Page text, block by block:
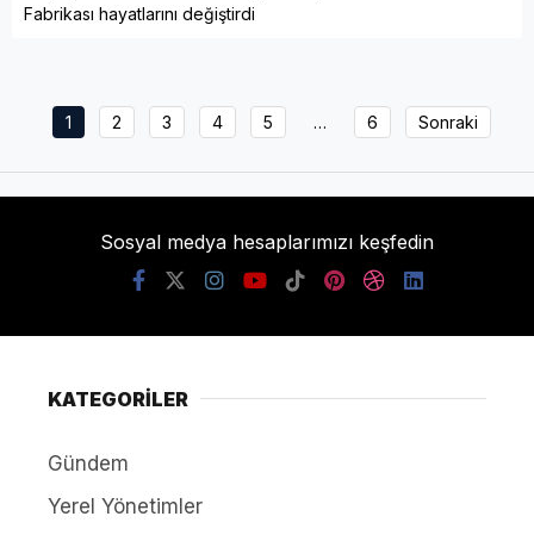
Fabrikası hayatlarını değiştirdi
1 2 3 4 5 … 6 Sonraki
Sosyal medya hesaplarımızı keşfedin
KATEGORİLER
Gündem
Yerel Yönetimler